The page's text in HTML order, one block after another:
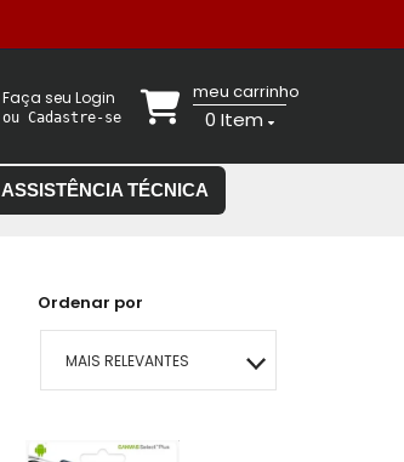
Faça seu Login
ou Cadastre-se
meu carrinho
0 Item
ASSISTÊNCIA TÉCNICA
Ordenar por
MAIS RELEVANTES